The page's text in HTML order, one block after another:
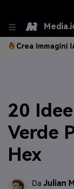
Crea immagini
20
Verde
Hex
Da Julian